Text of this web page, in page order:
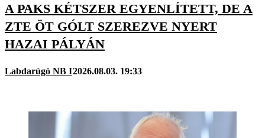
A PAKS KÉTSZER EGYENLÍTETT, DE A
ZTE ÖT GÓLT SZEREZVE NYERT
HAZAI PÁLYÁN
Labdarúgó NB I2026.08.03. 19:33